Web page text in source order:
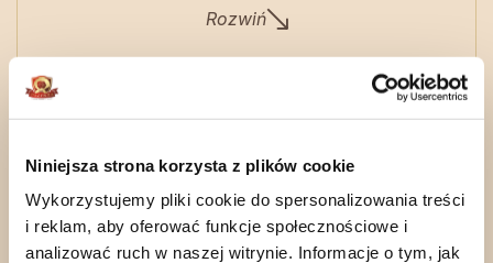
Niniejsza strona korzysta z plików cookie
Wykorzystujemy pliki cookie do spersonalizowania treści
i reklam, aby oferować funkcje społecznościowe i
analizować ruch w naszej witrynie. Informacje o tym, jak
Rozwiń
zobacz również